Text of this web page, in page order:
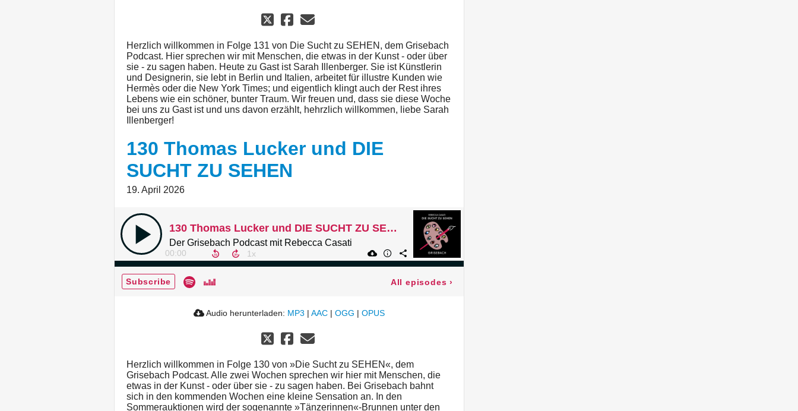
Herzlich willkommen in Folge 131 von Die Sucht zu SEHEN, dem Grisebach
Podcast. Hier sprechen wir mit Menschen, die etwas in der Kunst - oder über
sie - zu sagen haben. Heute zu Gast ist Sarah Illenberger. Sie ist Künstlerin
und Designerin, sie lebt in Berlin und Italien, arbeitet für illustre Kunden wie
Hermès oder die New York Times; und eigentlich klingt auch der Rest ihres
Lebens wie ein schöner, bunter Traum. Wir freuen und, dass sie diese Woche
bei uns zu Gast ist und uns davon erzählt, hehrzlich willkommen, liebe Sarah
Illenberger!
130 Thomas Lucker und DIE
SUCHT ZU SEHEN
19. April 2026
130 Thomas Lucker und DIE SUCHT ZU SEHEN
Der Grisebach Podcast mit Rebecca Casati
00:00
Subscribe All episodes ›
Audio herunterladen: MP3 | AAC | OGG | OPUS
Herzlich willkommen in Folge 130 von »Die Sucht zu SEHEN«, dem
Grisebach Podcast. Alle zwei Wochen sprechen wir hier mit Menschen, die
etwas in der Kunst - oder über sie - zu sagen haben. Bei Grisebach bahnt
sich in den kommenden Wochen eine kleine Sensation an. In den
Sommerauktionen wird der sogenannte »Tänzerinnen«-Brunnen unter den